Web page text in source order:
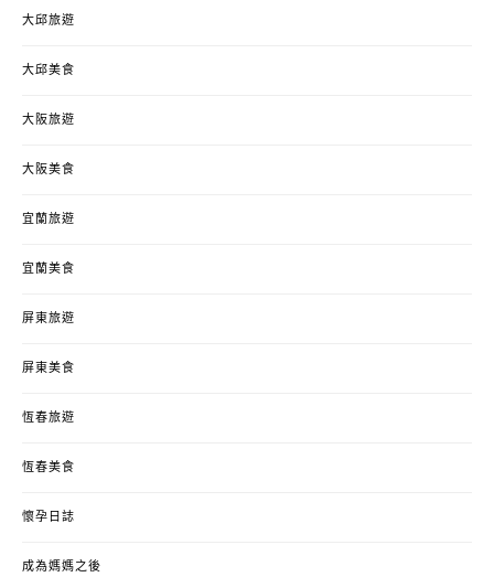
大邱旅遊
大邱美食
大阪旅遊
大阪美食
宜蘭旅遊
宜蘭美食
屏東旅遊
屏東美食
恆春旅遊
恆春美食
懷孕日誌
成為媽媽之後